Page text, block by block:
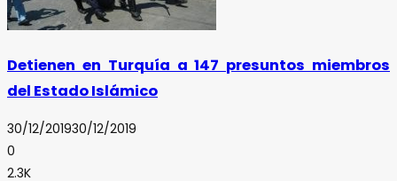
Detienen en Turquía a 147 presuntos miembros
del Estado Islámico
30/12/201930/12/2019
0
2.3K